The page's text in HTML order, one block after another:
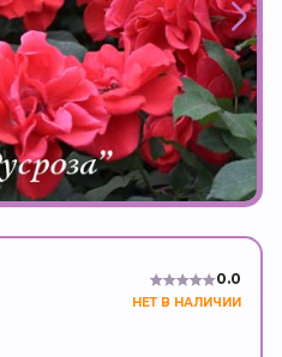
0.0
НЕТ В НАЛИЧИИ